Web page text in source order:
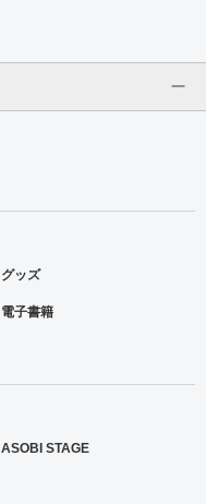
グッズ
電子書籍
ASOBI STAGE